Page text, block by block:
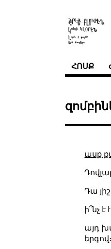
ՀՈՍՔ
ասք
Դա
ի՞նչ
այդ
երգով։